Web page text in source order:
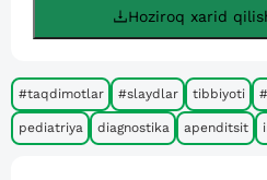
Hoziroq xarid
#taqdimotlar #slaydlar tibbiyoti
pediatriya diagnostika apenditsit